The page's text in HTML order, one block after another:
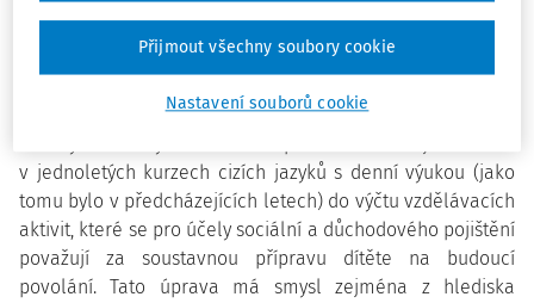
novela zákona č. 155/1995 Sb., o důchodovém pojištění,
kteráznovu status studenta účastníkům uvedených
v jednoletých kurzech cizích jazyků s denní výukou (jako
tomu bylo v předcházejících letech) do výčtu vzdělávacích
aktivit, které se pro účely sociální a důchodového pojištění
považují za soustavnou přípravu dítěte na budoucí
povolání. Tato úprava má smysl zejména z hlediska
Nastavení souborů cookie
Přijmout všechny soubory cookie